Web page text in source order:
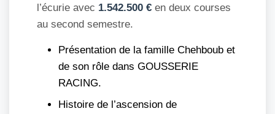
l’écurie avec 1.542.500 € en deux courses
au second semestre.
Présentation de la famille Chehboub et
de son rôle dans GOUSSERIE
RACING.
Histoire de l’ascension de